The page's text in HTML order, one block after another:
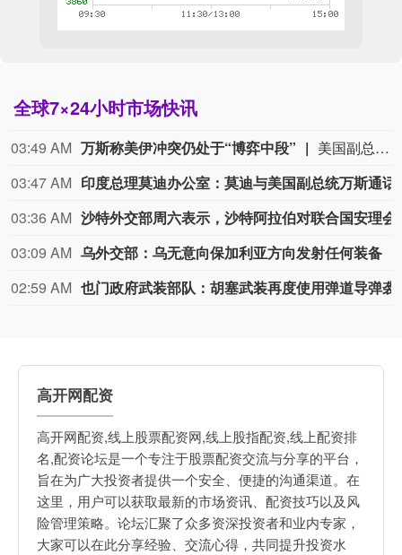
全球7×24小时市场快讯
03:49 AM 万斯称美伊冲突仍处于“博弈中段”
美国副总统万斯8日表示，美国同伊朗正在对话，美伊冲突仍处于“博弈中段”。万斯当天在接受美国福克斯新闻频道采访时说，美伊冲突还没有结束，“但显然已不在开局阶段，而是进入了中局阶段”。他称，美国正在综合运用外交、经济和军事等一系列手段，以确保最终取得最好结果。（新华社）
03:47 AM
03:36 AM
03:09 AM 乌外交部：乌无意向保加利亚方向发射任何装备
02:59 AM
高开网配资
高开网配资,线上股票配资网,线上股指配资,线上配资排
名,配资论坛是一个专注于股票配资交流与分享的平台，
旨在为广大投资者提供一个安全、便捷的沟通渠道。在
这里，用户可以获取最新的市场资讯、配资技巧以及风
险管理策略。论坛汇聚了众多资深投资者和业内专家，
大家可以在此分享经验、交流心得，共同提升投资水